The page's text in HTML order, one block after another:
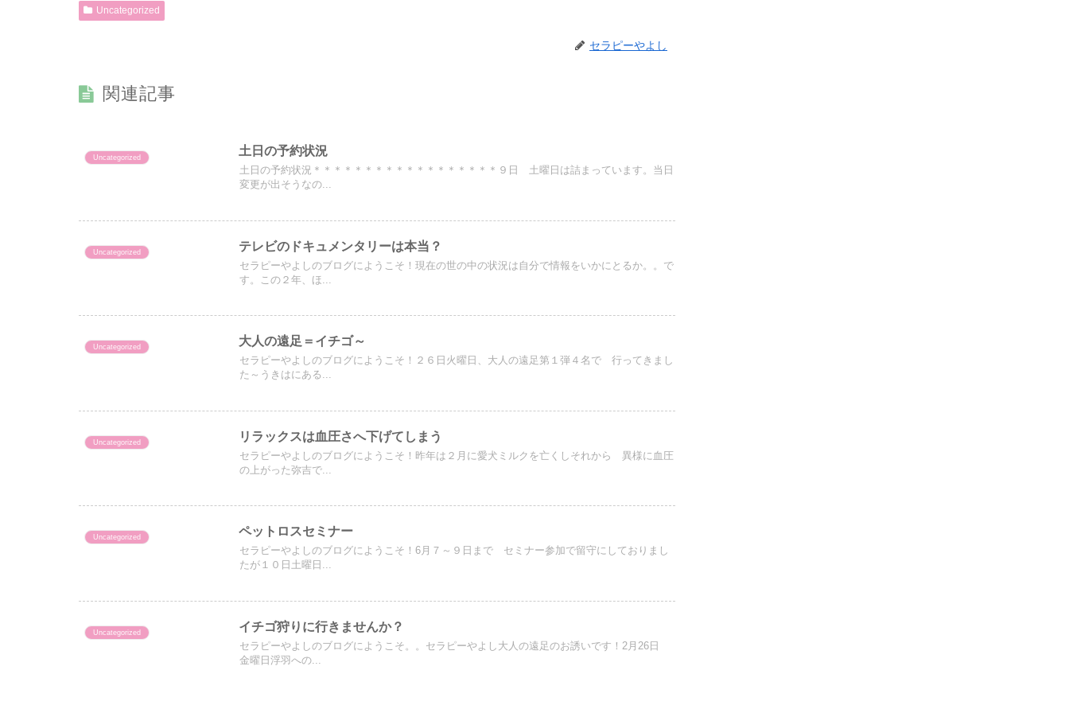
Uncategorized
セラピーやよし
関連記事
Uncategorized 土日の予約状況
土日の予約状況＊＊＊＊＊＊＊＊＊＊＊＊＊＊＊＊＊＊９日 土曜日は詰まっています。当日
変更が出そうなの...
Uncategorized テレビのドキュメンタリーは本当？
セラピーやよしのブログにようこそ！現在の世の中の状況は自分で情報をいかにとるか。。で
す。この２年、ほ...
Uncategorized 大人の遠足＝イチゴ～
セラピーやよしのブログにようこそ！２６日火曜日、大人の遠足第１弾４名で 行ってきまし
た～うきはにある...
Uncategorized リラックスは血圧さへ下げてしまう
セラピーやよしのブログにようこそ！昨年は２月に愛犬ミルクを亡くしそれから 異様に血圧
の上がった弥吉で...
Uncategorized ペットロスセミナー
セラピーやよしのブログにようこそ！6月７～９日まで セミナー参加で留守にしておりまし
たが１０日土曜日...
Uncategorized イチゴ狩りに行きませんか？
セラピーやよしのブログにようこそ。。セラピーやよし大人の遠足のお誘いです！2月26日
金曜日浮羽への...